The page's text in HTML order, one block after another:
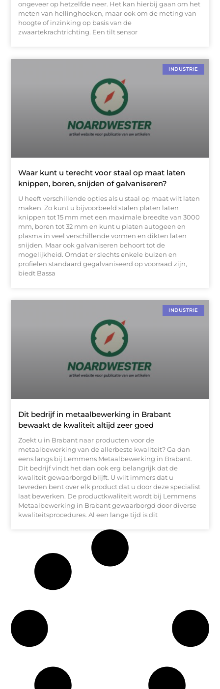
ongeveer op hetzelfde neer. Het kan hierbij gaan om het
meten van hellinghoeken, maar ook om de meting van
hoogte of inzinking op basis van de
zwaartekrachtrichting. Een tilt sensor
INDUSTRIE
Waar kunt u terecht voor staal op maat laten
knippen, boren, snijden of galvaniseren?
U heeft verschillende opties als u staal op maat wilt laten
maken. Zo kunt u bijvoorbeeld stalen platen laten
knippen tot 15 mm met een maximale breedte van 3000
mm, boren tot 32 mm en kunt u platen autogeen en
plasma in veel verschillende vormen en dikten laten
snijden. Maar ook galvaniseren behoort tot de
mogelijkheid. Omdat er slechts enkele buizen en
profielen standaard gegalvaniseerd op voorraad zijn,
biedt Bassa
INDUSTRIE
Dit bedrijf in metaalbewerking in Brabant
bewaakt de kwaliteit altijd zeer goed
Zoekt u in Brabant naar producten voor de
metaalbewerking van de allerbeste kwaliteit? Ga dan
eens langs bij Lemmens Metaalbewerking in Brabant.
Dit bedrijf vindt het dan ook erg belangrijk dat de
kwaliteit gewaarborgd blijft. U wilt immers dat u
tevreden bent over elk product dat u door deze specialist
laat bewerken. De productkwaliteit wordt bij Lemmens
Metaalbewerking in Brabant gewaarborgd door diverse
kwaliteitsprocedures. Al een lange tijd is dit